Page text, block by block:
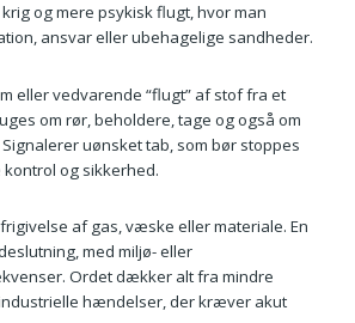
og mere psykisk flugt, hvor man
ansvar eller ubehagelige sandheder.
eller vedvarende “flugt” af stof fra et
om rør, beholdere, tage og også om
uønsket tab, som bør stoppes
og sikkerhed.
af gas, væske eller materiale. En
med miljø- eller
Ordet dækker alt fra mindre
hændelser, der kræver akut